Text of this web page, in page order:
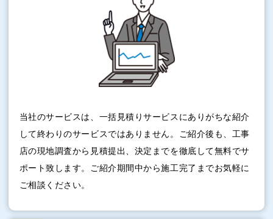
当社のサービスは、一括見積りサービスにありがちな紹介
して終わりのサービスではありません。ご紹介後も、工事
店の現地調査から見積提出、決定までを徹底して無料でサ
ポート致します。ご紹介期間中から施工完了までお気軽に
ご相談ください。